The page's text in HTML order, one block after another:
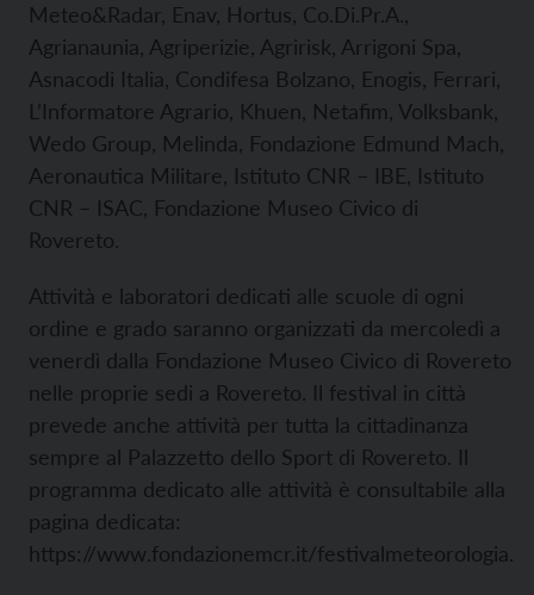
Meteo&Radar, Enav, Hortus, Co.Di.Pr.A.,
Agrianaunia, Agriperizie, Agririsk, Arrigoni Spa,
Asnacodi Italia, Condifesa Bolzano, Enogis, Ferrari,
L’Informatore Agrario, Khuen, Netafim, Volksbank,
Wedo Group, Melinda, Fondazione Edmund Mach,
Aeronautica Militare, Istituto CNR – IBE, Istituto
CNR – ISAC, Fondazione Museo Civico di
Rovereto.
Attività e laboratori dedicati alle scuole di ogni
ordine e grado saranno organizzati da mercoledì a
venerdì dalla Fondazione Museo Civico di Rovereto
nelle proprie sedi a Rovereto. Il festival in città
prevede anche attività per tutta la cittadinanza
sempre al Palazzetto dello Sport di Rovereto. Il
programma dedicato alle attività è consultabile alla
pagina dedicata:
https://www.fondazionemcr.it/festivalmeteorologia.